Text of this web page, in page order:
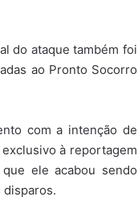
do ataque também foi
ao Pronto Socorro
com a intenção de
à reportagem
ele acabou sendo